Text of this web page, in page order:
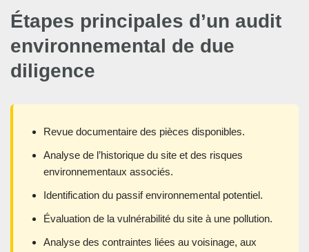
Étapes principales d’un audit
environnemental de due
diligence
Revue documentaire des pièces disponibles.
Analyse de l’historique du site et des risques
environnementaux associés.
Identification du passif environnemental potentiel.
Évaluation de la vulnérabilité du site à une pollution.
Analyse des contraintes liées au voisinage, aux